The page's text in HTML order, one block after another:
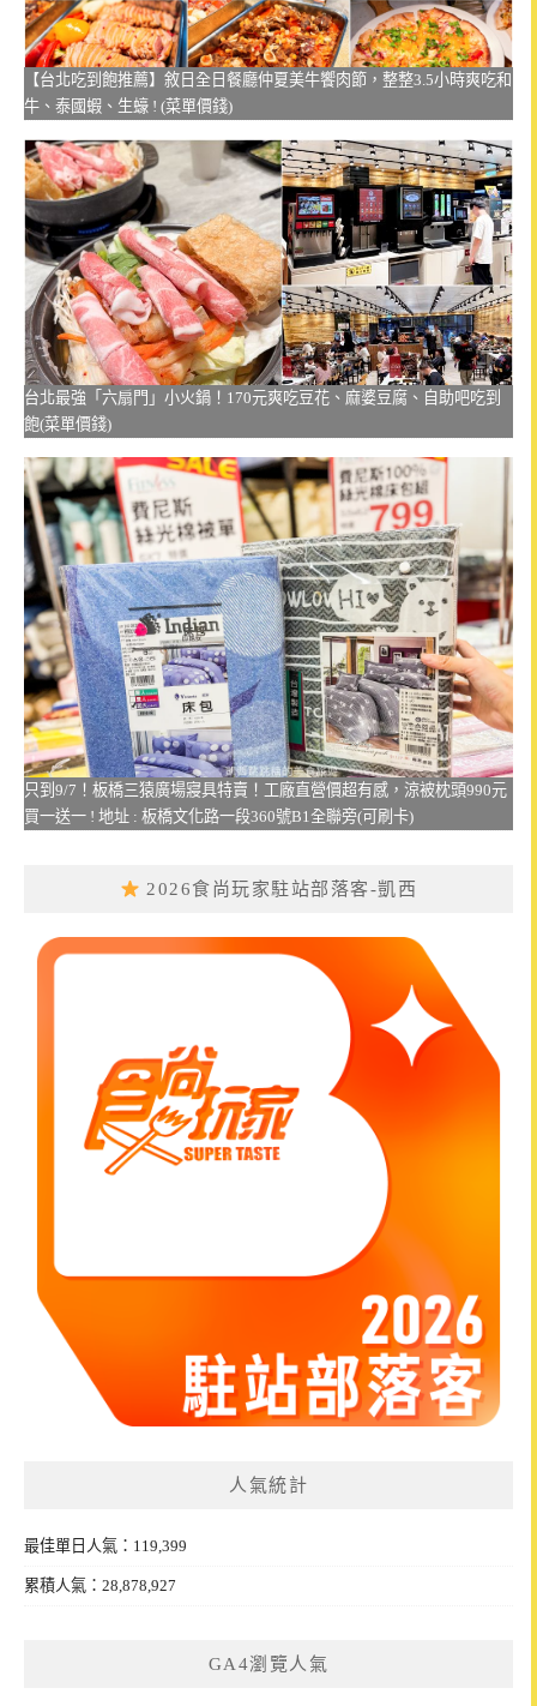
【台北吃到飽推薦】敘日全日餐廳仲夏美牛饗肉節，整整3.5小時爽吃和
牛、泰國蝦、生蠔 ! (菜單價錢)
台北最強「六扇門」小火鍋！170元爽吃豆花、麻婆豆腐、自助吧吃到
飽(菜單價錢)
只到9/7！板橋三猿廣場寢具特賣！工廠直營價超有感，涼被枕頭990元
買一送一 ! 地址 : 板橋文化路一段360號B1全聯旁(可刷卡)
2026食尚玩家駐站部落客-凱西
人氣統計
最佳單日人氣：119,399
累積人氣：28,878,927
GA4瀏覽人氣